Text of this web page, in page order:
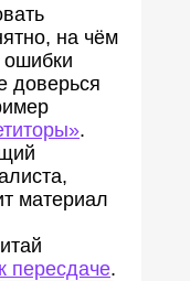
на чём
ошибки
доверься
.
материал
пересдаче.